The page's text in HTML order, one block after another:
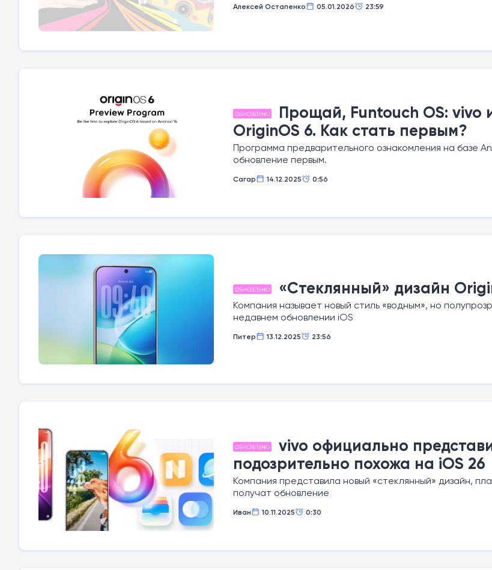
Алексей Остапенко 05.01.2026 23:59
ОБНОВЛЕНО
Прощай, Funtouch OS: vivo
OriginOS 6. Как стать первым?
Программа предварительного ознакомления на базе
обновление первым.
Сагар 14.12.2025 0:56
ОБНОВЛЕНО «Стеклянный» дизайн
Компания называет новый стиль «водным», но
недавнем обновлении iOS
Питер 13.12.2025 23:56
ОБНОВЛЕНО
vivo официально
подозрительно похожа на iOS 26
Компания представила новый «стеклянный» дизайн,
получат обновление
Иван 10.11.2025 0:30